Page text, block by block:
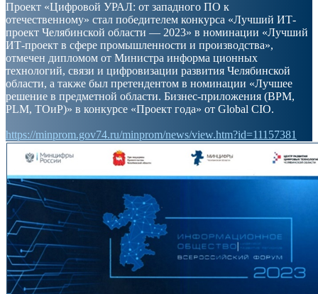
Проект «Цифровой УРАЛ: от западного ПО к
отечественному» стал победителем конкурса «Лучший ИТ-
проект Челябинской области — 2023» в номинации «Лучший
ИТ-проект в сфере промышленности и производства»,
отмечен дипломом от Министра информа ционных
технологий, связи и цифровизации развития Челябинской
области, а также был претендентом в номинации «Лучшее
решение в предметной области. Бизнес-приложения (BPM,
PLM, TОиР)» в конкурсе «Проект года» от Global CIO.
https://minprom.gov74.ru/minprom/news/view.htm?id=11157381